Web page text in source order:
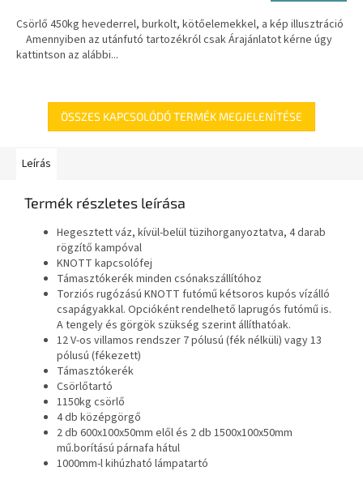
Csörlő 450kg hevederrel, burkolt, kötőelemekkel, a kép illusztráció
Amennyiben az utánfutó tartozékról csak Árajánlatot kérne úgy
kattintson az alábbi...
ÖSSZES KAPCSOLÓDÓ TERMÉK MEGJELENÍTÉSE
Leírás
Termék részletes leírása
Hegesztett váz, kívül-belül tüzihorganyoztatva, 4 darab
rögzítő kampóval
KNOTT kapcsolófej
Támasztókerék minden csónakszállítóhoz
Torziós rugózású KNOTT futómű kétsoros kupós vízálló
csapágyakkal. Opcióként rendelhető laprugós futómű is.
A tengely és görgök szükség szerint állíthatóak.
12 V-os villamos rendszer 7 pólusú (fék nélküli) vagy 13
pólusú (fékezett)
Támasztókerék
Csörlőtartó
1150kg csörlő
4 db középgörgő
2 db 600x100x50mm elől és 2 db 1500x100x50mm
mű.borítású párnafa hátul
1000mm-l kihúzható lámpatartó